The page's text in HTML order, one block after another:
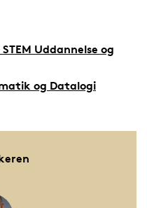
Uddannelse og
og Datalogi